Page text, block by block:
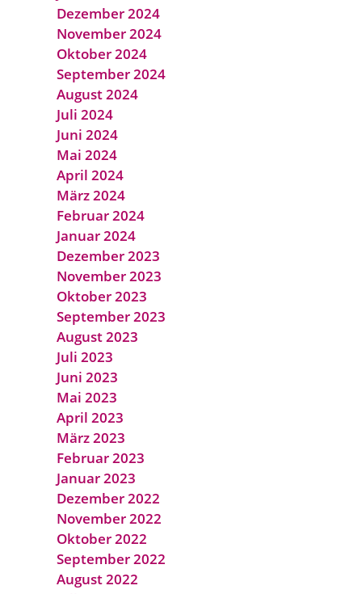
Dezember 2024
November 2024
Oktober 2024
September 2024
August 2024
Juli 2024
Juni 2024
Mai 2024
April 2024
März 2024
Februar 2024
Januar 2024
Dezember 2023
November 2023
Oktober 2023
September 2023
August 2023
Juli 2023
Juni 2023
Mai 2023
April 2023
März 2023
Februar 2023
Januar 2023
Dezember 2022
November 2022
Oktober 2022
September 2022
August 2022